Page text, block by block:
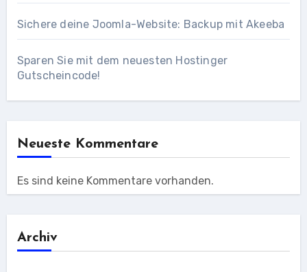
Sichere deine Joomla-Website: Backup mit Akeeba
Sparen Sie mit dem neuesten Hostinger
Gutscheincode!
Neueste Kommentare
Es sind keine Kommentare vorhanden.
Archiv